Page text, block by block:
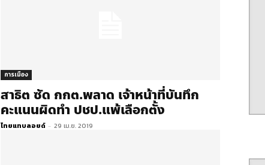
การเมือง
สาธิต ซัด กกต.พลาด เจ้าหน้าที่บันทึก
คะแนนผิดทำ ปชป.แพ้เลือกตั้ง
ไทยแทบลอยด์ - 29 เม.ย. 2019